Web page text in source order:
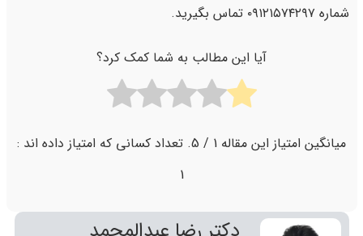
شماره ۰۹۱۲۱۵۷۴۲۹۷ تماس بگیرید.
آیا این مطالب به شما کمک کرد؟
میانگین امتیاز این مقاله 1 / 5. تعداد کسانی که امتیاز داده اند :
1